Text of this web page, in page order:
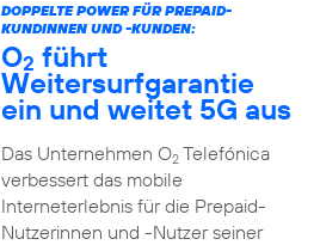
DOPPELTE POWER FÜR PREPAID-
KUNDINNEN UND -KUNDEN:
O2 führt
Weitersurfgarantie
ein und weitet 5G aus
Das Unternehmen O2Telefónica
verbessert das mobile
Interneterlebnis für die Prepaid-
Nutzerinnen und -Nutzer seiner